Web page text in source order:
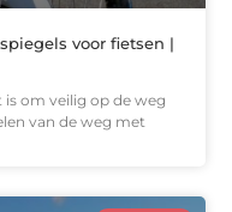
voor fietsen |
is om veilig op de weg
van de weg met